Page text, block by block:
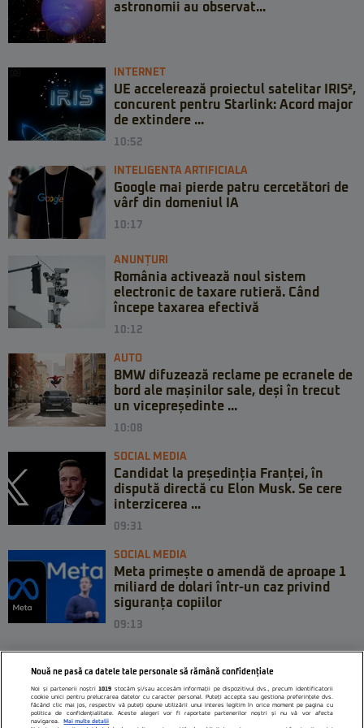
astronomii au observat...
INTERNET
UE accelerează proiectul satelitar IRIS²,
concurent pentru Starlink: Acord major
de extindere ...
10:52
INTELIGENTA ARTIFICIALA
Google mai pierde patru cercetători de
vârf din domeniul IA
10:17
ANUNȚURI
România activează noul sistem
electronic de taxare rutieră. Când
începe taxarea efectivă
10:12
AUTO
BMW difuzează reclame pe ecranele de
bord ale mașinilor sale, deși în trecut
un vicepreședinte ...
10:08
SOCIAL MEDIA
Candidat la președinția Franței, în
dispută directă cu Elon Musk. Se cere
interzicerea ...
09:31
SOCIAL MEDIA
Meta primește o amendă de aproape 1
miliard de dolari într-un caz privind
siguranța copiilor
09:13
Nouă ne pasă ca datele tale personale să rămână confidențiale
Noi și partenerii noștri1019 stocăm și/sau accesăm informații pe dispozitivul dvs., precum identificatorii
cookie unici pentru prelucrarea datelor cu caracter personal. Puteți accepta sau gestiona preferințele dvs.
făcând clic mai jos, respectiv vă puteți opune utilizării unui interes legitim în orice moment pe pagina cu
politica de confidențialitate. Aceste alegeri vor fi raportate partenerilor noștri și nu vă vor afecta
navigarea.
Mai multe detalii